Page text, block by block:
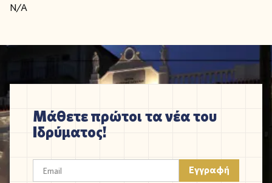
N/A
Μάθετε πρώτοι τα νέα του
Ιδρύματος!